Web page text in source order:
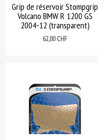
Grip de réservoir Stompgrip
Volcano BMW R 1200 GS
2004-12 (transparent)
Prix
62,00 CHF